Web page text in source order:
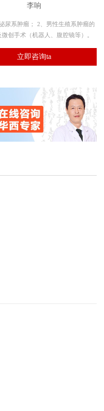
李响
尿系肿瘤； 2、男性生殖系肿瘤的
创手术（机器人、腹腔镜等）。
立即咨询ta